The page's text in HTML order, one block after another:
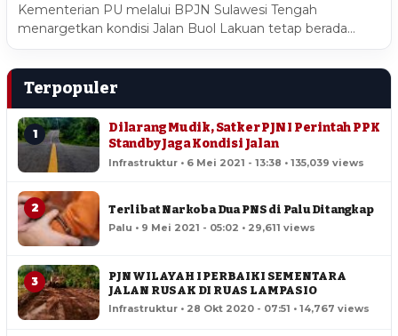
Kementerian PU melalui BPJN Sulawesi Tengah
menargetkan kondisi Jalan Buol Lakuan tetap berada…
Terpopuler
1
Dilarang Mudik, Satker PJN I Perintah PPK
Standby Jaga Kondisi Jalan
Infrastruktur • 6 Mei 2021 - 13:38 • 135,039 views
2 Terlibat Narkoba Dua PNS di Palu Ditangkap
Palu • 9 Mei 2021 - 05:02 • 29,611 views
3
PJN WILAYAH I PERBAIKI SEMENTARA
JALAN RUSAK DI RUAS LAMPASIO
Infrastruktur • 28 Okt 2020 - 07:51 • 14,767 views